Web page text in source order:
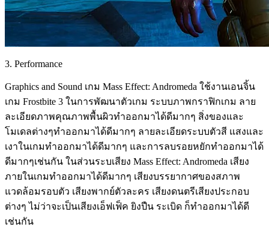
3. Performance
Graphics and Sound เกม Mass Effect: Andromeda ใช้งานเอนจิ้น
เกม Frostbite 3 ในการพัฒนาตัวเกม ระบบภาพกราฟิกเกม ลาย
ละเอียดภาพคุณภาพพื้นผิวทำออกมาได้ดีมากๆ สิ่งของและ
โมเดลต่างๆทำออกมาได้ดีมากๆ ลายละเอียดระบบตัวสี แสงและ
เงาในเกมทำออกมาได้ดีมากๆ และการลบรอยหยักทำออกมาได้
ดีมากๆเช่นกัน ในส่วนระบเสียง Mass Effect: Andromeda เสียง
ภายในเกมทำออกมาได้ดีมากๆ เสียงบรรยากาศของสภาพ
แวดล้อมรอบตัว เสียงพากย์ตัวละคร เสียงดนตรีเสียงประกอบ
ต่างๆ ไม่ว่าจะเป็นเสียงเอ็ฟเฟ็ค ยิงปืน ระเบิด ก็ทำออกมาได้ดี
เช่นกัน